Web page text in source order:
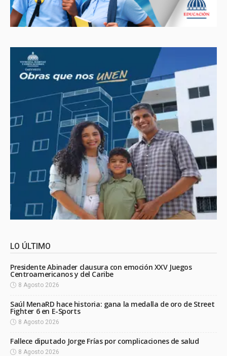
LO ÚLTIMO
Presidente Abinader clausura con emoción XXV Juegos
Centroamericanos y del Caribe
8 Agosto 2026
Saúl MenaRD hace historia: gana la medalla de oro de Street
Fighter 6 en E-Sports
8 Agosto 2026
Fallece diputado Jorge Frías por complicaciones de salud
8 Agosto 2026